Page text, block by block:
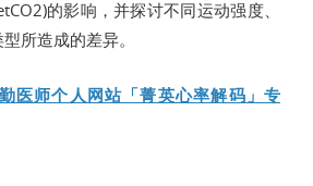
的影响，并探讨不同运动强度、
所造成的差异。
医师个人网站「菁英心率解码」专